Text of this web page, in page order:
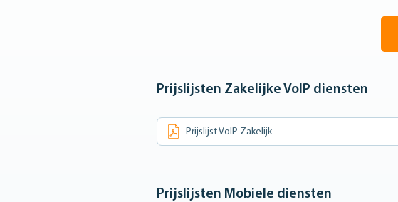
Prijslijsten Zakelijke VoIP diensten
Prijslijst VoIP Zakelijk
Prijslijsten Mobiele diensten